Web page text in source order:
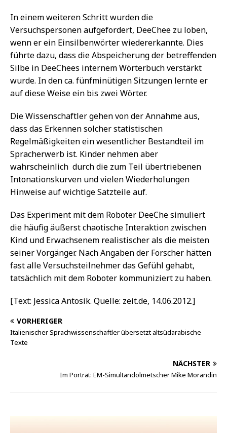
In einem weiteren Schritt wurden die
Versuchspersonen aufgefordert, DeeChee zu loben,
wenn er ein Einsilbenwörter wiedererkannte. Dies
führte dazu, dass die Abspeicherung der betreffenden
Silbe in DeeChees internem Wörterbuch verstärkt
wurde. In den ca. fünfminütigen Sitzungen lernte er
auf diese Weise ein bis zwei Wörter.
Die Wissenschaftler gehen von der Annahme aus,
dass das Erkennen solcher statistischen
Regelmäßigkeiten ein wesentlicher Bestandteil im
Spracherwerb ist. Kinder nehmen aber
wahrscheinlich durch die zum Teil übertriebenen
Intonationskurven und vielen Wiederholungen
Hinweise auf wichtige Satzteile auf.
Das Experiment mit dem Roboter DeeChe simuliert
die häufig äußerst chaotische Interaktion zwischen
Kind und Erwachsenem realistischer als die meisten
seiner Vorgänger. Nach Angaben der Forscher hätten
fast alle Versuchsteilnehmer das Gefühl gehabt,
tatsächlich mit dem Roboter kommuniziert zu haben.
[Text: Jessica Antosik. Quelle: zeit.de, 14.06.2012.]
VORHERIGER
Italienischer Sprachwissenschaftler übersetzt altsüdarabische
Texte
NÄCHSTER
Im Porträt: EM-Simultandolmetscher Mike Morandin